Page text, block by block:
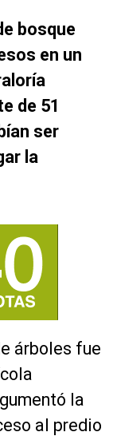
bosque
en un
de 51
ser
la
árboles fue
la
al predio